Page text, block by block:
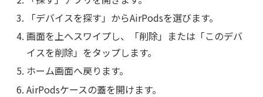
「デバイスを探す」からAirPodsを選びます。
画面を上へスワイプし、「削除」または「このデバ
イスを削除」をタップします。
ホーム画面へ戻ります。
AirPodsケースの蓋を開けます。